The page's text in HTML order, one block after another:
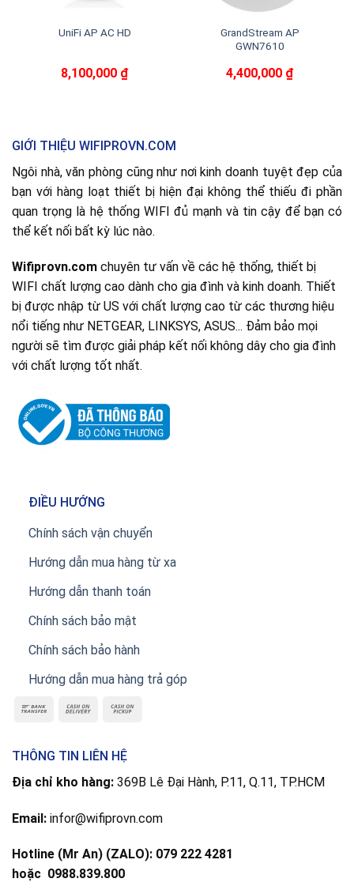
UniFi AP AC HD
8,100,000 ₫
GrandStream AP
GWN7610
4,400,000 ₫
₫.
GIỚI THIỆU WIFIPROVN.COM
Ngôi nhà, văn phòng cũng như nơi kinh doanh tuyệt đẹp của
bạn với hàng loạt thiết bị hiện đại không thể thiếu đi phần
quan trọng là hệ thống WIFI đủ mạnh và tin cậy để bạn có
thể kết nối bất kỳ lúc nào.
Wifiprovn.com chuyên tư vấn về các hệ thống, thiết bị
WIFI chất lượng cao dành cho gia đình và kinh doanh. Thiết
bị được nhập từ US với chất lượng cao từ các thương hiệu
nổi tiếng như NETGEAR, LINKSYS, ASUS... Đảm bảo mọi
người sẽ tìm được giải pháp kết nối không dây cho gia đình
với chất lượng tốt nhất.
ĐIỀU HƯỚNG
Chính sách vận chuyển
Hướng dẫn mua hàng từ xa
Hướng dẫn thanh toán
Chính sách bảo mật
Chính sách bảo hành
Hướng dẫn mua hàng trả góp
THÔNG TIN LIÊN HỆ
Địa chỉ kho hàng: 369B Lê Đại Hành, P.11, Q.11, TP.HCM
Email: infor@wifiprovn.com
Hotline (Mr An) (ZALO): 079 222 4281
hoặc 0988.839.800